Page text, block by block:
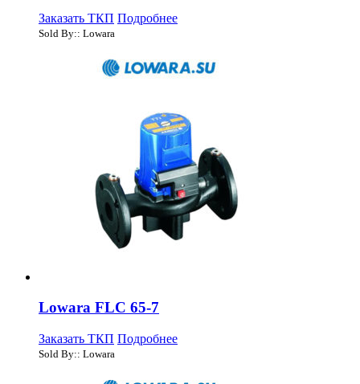
Заказать ТКП Подробнее
Sold By:: Lowara
Lowara FLC 65-7
Заказать ТКП Подробнее
Sold By:: Lowara